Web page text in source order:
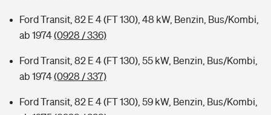
Ford Transit, 82 E 4 (FT 130), 48 kW, Benzin, Bus/Kombi,
ab 1974(0928 / 336)
Ford Transit, 82 E 4 (FT 130), 55 kW, Benzin, Bus/Kombi,
ab 1974(0928 / 337)
Ford Transit, 82 E 4 (FT 130), 59 kW, Benzin, Bus/Kombi,